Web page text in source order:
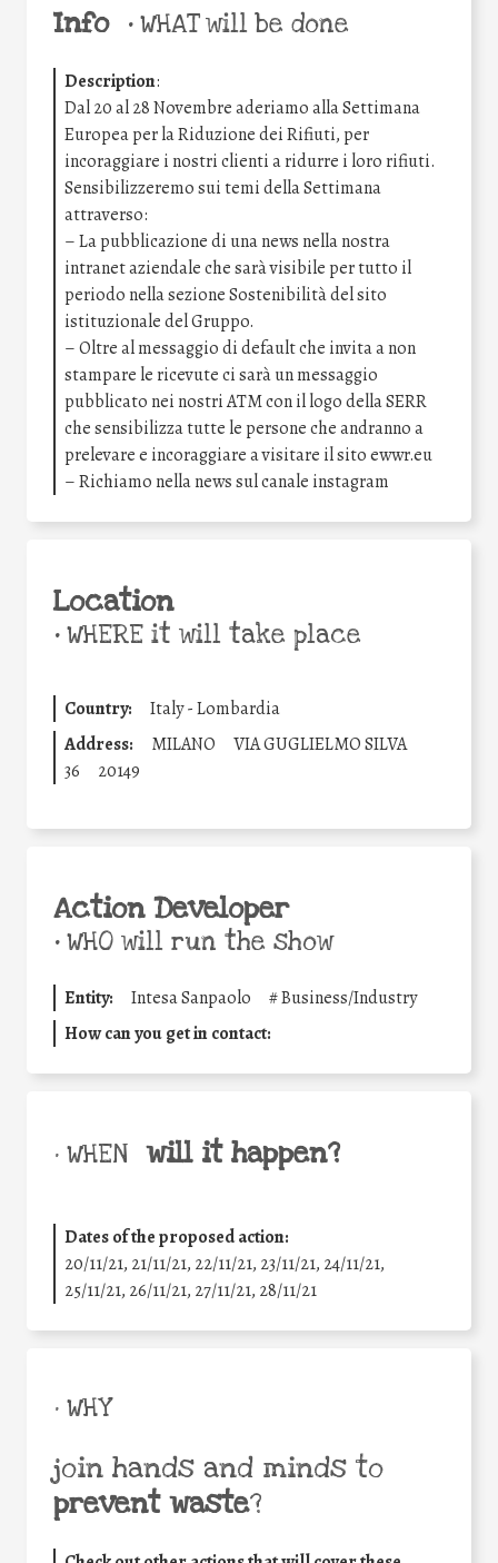
Info •WHAT will be done
Description:
Dal 20 al 28 Novembre aderiamo alla Settimana
Europea per la Riduzione dei Rifiuti, per
incoraggiare i nostri clienti a ridurre i loro rifiuti.
Sensibilizzeremo sui temi della Settimana
attraverso:
– La pubblicazione di una news nella nostra
intranet aziendale che sarà visibile per tutto il
periodo nella sezione Sostenibilità del sito
istituzionale del Gruppo.
– Oltre al messaggio di default che invita a non
stampare le ricevute ci sarà un messaggio
pubblicato nei nostri ATM con il logo della SERR
che sensibilizza tutte le persone che andranno a
prelevare e incoraggiare a visitare il sito ewwr.eu
– Richiamo nella news sul canale instagram
Location
•WHERE it will take place
Country:
Italy - Lombardia
Address:
MILANO
VIA GUGLIELMO SILVA
36
20149
Action Developer
•WHO will run the show
Entity: Intesa Sanpaolo #Business/Industry
How can you get in contact:
• WHEN will it happen?
Dates of the proposed action:
20/11/21, 21/11/21, 22/11/21, 23/11/21, 24/11/21,
25/11/21, 26/11/21, 27/11/21, 28/11/21
• WHY
join hands and minds to
prevent waste?